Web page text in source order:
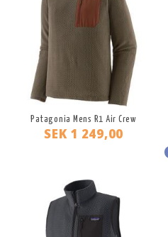
Patagonia Mens R1 Air Crew
SEK 1 249,00